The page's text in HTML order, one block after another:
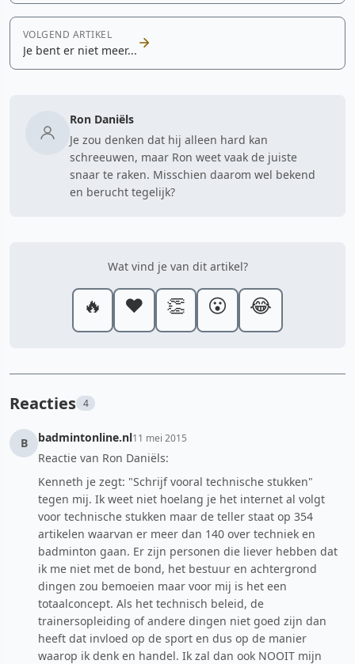
VOLGEND ARTIKEL
Je bent er niet meer...
Ron Daniëls
Je zou denken dat hij alleen hard kan
schreeuwen, maar Ron weet vaak de juiste
snaar te raken. Misschien daarom wel bekend
en berucht tegelijk?
Wat vind je van dit artikel?
🔥 ❤️ 👏 😮 😂
Reacties 4
B badmintonline.nl11 mei 2015
Reactie van Ron Daniëls:
Kenneth je zegt: "Schrijf vooral technische stukken"
tegen mij. Ik weet niet hoelang je het internet al volgt
voor technische stukken maar de teller staat op 354
artikelen waarvan er meer dan 140 over techniek en
badminton gaan. Er zijn personen die liever hebben dat
ik me niet met de bond, het bestuur en achtergrond
dingen zou bemoeien maar voor mij is het een
totaalconcept. Als het technisch beleid, de
trainersopleiding of andere dingen niet goed zijn dan
heeft dat invloed op de sport en dus op de manier
waarop ik denk en handel. Ik zal dan ook NOOIT mijn